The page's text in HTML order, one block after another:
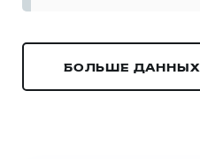
БОЛЬШЕ ДАННЫХ